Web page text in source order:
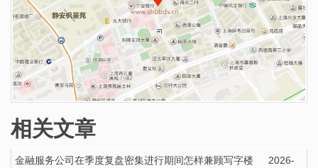
相关文章
金融服务公司在季度复盘密集进行期间怎样兼顾写字楼
2026-